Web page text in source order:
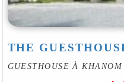
THE
GUESTHOUSE À KHANOM